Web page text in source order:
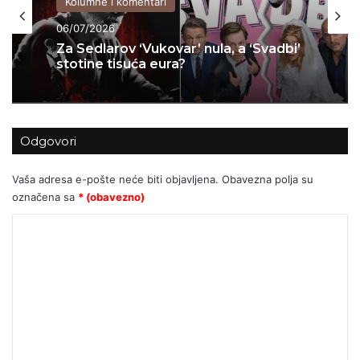
06/07/2026
Za Sedlarov ‘Vukovar’ nula, a ‘Svadbi’
stotine tisuća eura?
Odgovori
Vaša adresa e-pošte neće biti objavljena. Obavezna polja su
označena sa * (obavezno)